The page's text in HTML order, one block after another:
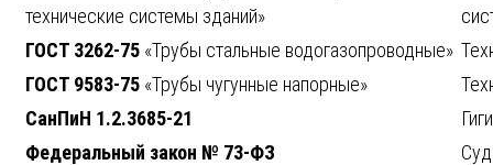
технические системы зданий»
ГОСТ 3262-75 «Трубы стальные водогазопроводные»
ГОСТ 9583-75 «Трубы чугунные напорные»
СанПиН 1.2.3685-21
Федеральный закон № 73-ФЗ